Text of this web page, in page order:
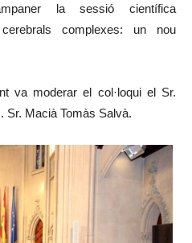
la sessió científica
complexes: un nou
va moderar el col·loqui el Sr.
Sr. Macià Tomàs Salvà.